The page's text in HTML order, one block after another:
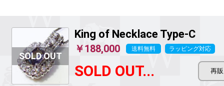
King of Necklace Type-C
￥188,000 送料無料 ラッピング対応
SOLD OUT...